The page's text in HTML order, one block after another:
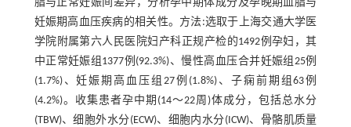
脂与正常妊娠间差异，分析孕中期体成分及孕晚期血脂与
妊娠期高血压疾病的相关性。方法:选取于上海交通大学医
学院附属第六人民医院妇产科正规产检的1492例孕妇，其
中正常妊娠组1377例(92.3%)、慢性高血压合并妊娠组25例
(1.7%)、妊娠期高血压组27例(1.8%)、子痫前期组63例
(4.2%)。收集患者孕中期(14～22周)体成分，包括总水分
(TBW)、细胞外水分(ECW)、细胞内水分(ICW)、骨骼肌质量